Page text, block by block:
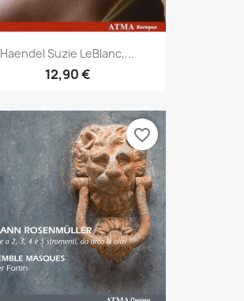
Haendel Suzie LeBlanc,...
12,90 €
favorite_border